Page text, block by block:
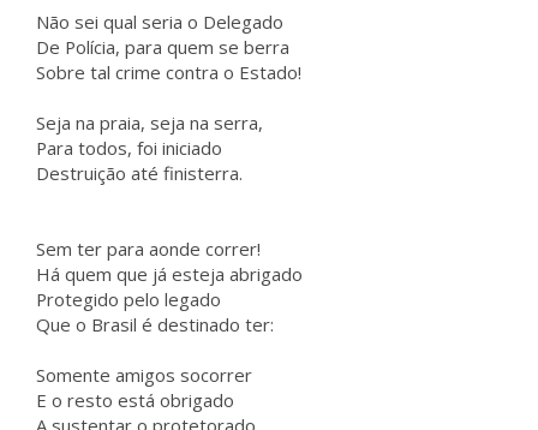
Não sei qual seria o Delegado
De Polícia, para quem se berra
Sobre tal crime contra o Estado!
Seja na praia, seja na serra,
Para todos, foi iniciado
Destruição até finisterra.
Sem ter para aonde correr!
Há quem que já esteja abrigado
Protegido pelo legado
Que o Brasil é destinado ter:
Somente amigos socorrer
E o resto está obrigado
A sustentar o protetorado